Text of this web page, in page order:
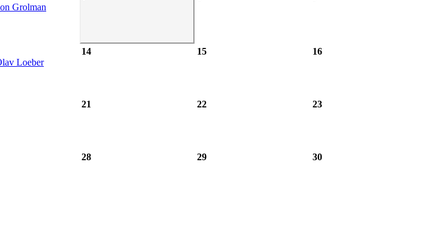
Grolman
Loeber
14 15 16
21 22 23
28 29 30